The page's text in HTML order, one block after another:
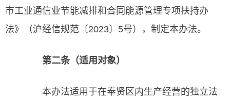
市工业通信业节能减排和合同能源管理专项扶持办
法》（沪经信规范〔2023〕5号），制定本办法。
第二条（适用对象）
本办法适用于在奉贤区内生产经营的独立法